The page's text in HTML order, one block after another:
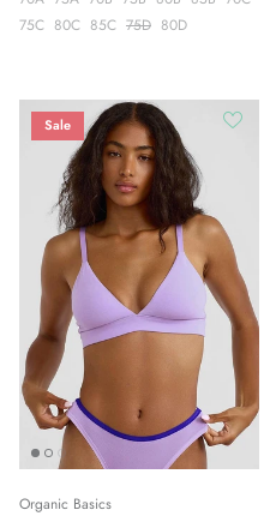
75C 80C 85C 75D 80D
Sale
Organic Basics